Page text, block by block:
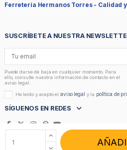
Ferretería Hermanos Torres - Calidad
SUSCRÍBETE A NUESTRA
Puede darse de baja en cualquier momento. Para
ello, consulte nuestra información de contacto en el
aviso legal.
He leído y acepto elaviso legal y la política de
SÍGUENOS EN REDES